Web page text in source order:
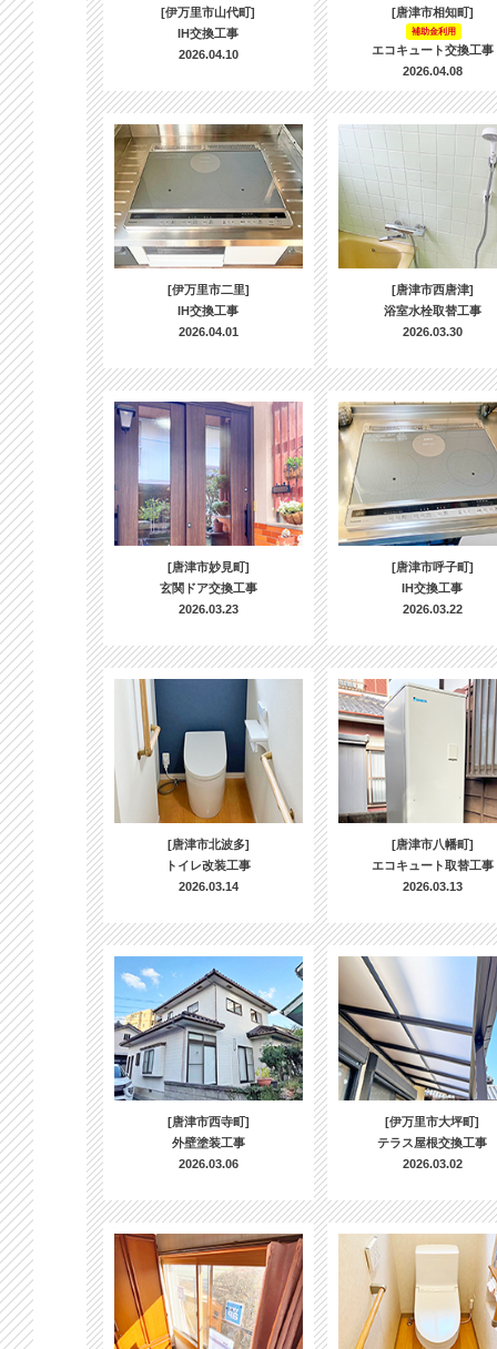
[伊万里市山代町]
IH交換工事
2026.04.10
[唐津市相知町]
補助金利用
エコキュート交換工事
2026.04.08
[伊万里市二里]
IH交換工事
2026.04.01
[唐津市西唐津]
浴室水栓取替工事
2026.03.30
[唐津市妙見町]
玄関ドア交換工事
2026.03.23
[唐津市呼子町]
IH交換工事
2026.03.22
[唐津市北波多]
トイレ改装工事
2026.03.14
[唐津市八幡町]
エコキュート取替工事
2026.03.13
[唐津市西寺町]
外壁塗装工事
2026.03.06
[伊万里市大坪町]
テラス屋根交換工事
2026.03.02